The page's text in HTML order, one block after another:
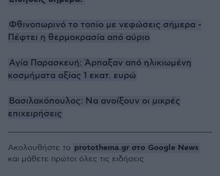
Φθινοπωρινό το τοπίο με νεφώσεις σήμερα -
Πέφτει η θερμοκρασία από αύριο
Αγία Παρασκευή: Άρπαξαν από ηλικιωμένη
κοσμήματα αξίας 1 εκατ. ευρώ
Βασιλακόπουλος: Να ανοίξουν οι μικρές
επιχειρήσεις
Ακολουθήστε το protothema.gr στο Google News
και μάθετε πρώτοι όλες τις ειδήσεις